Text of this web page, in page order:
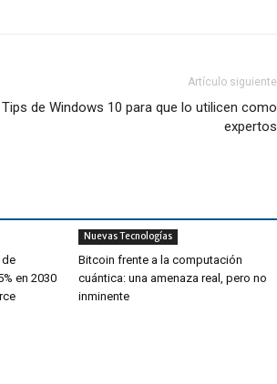
Artículo siguiente
Tips de Windows 10 para que lo utilicen como
expertos
de
en 2030
Nuevas Tecnologías
Bitcoin frente a la computación
cuántica: una amenaza real, pero no
inminente